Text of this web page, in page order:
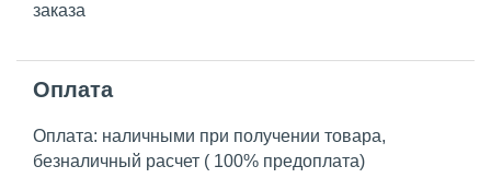
заказа
Оплата
Оплата: наличными при получении товара,
безналичный расчет ( 100% предоплата)